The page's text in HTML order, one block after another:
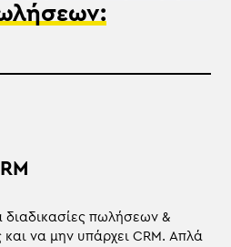
διαδικασίες πωλήσεων &
να μην υπάρχει CRM. Απλά